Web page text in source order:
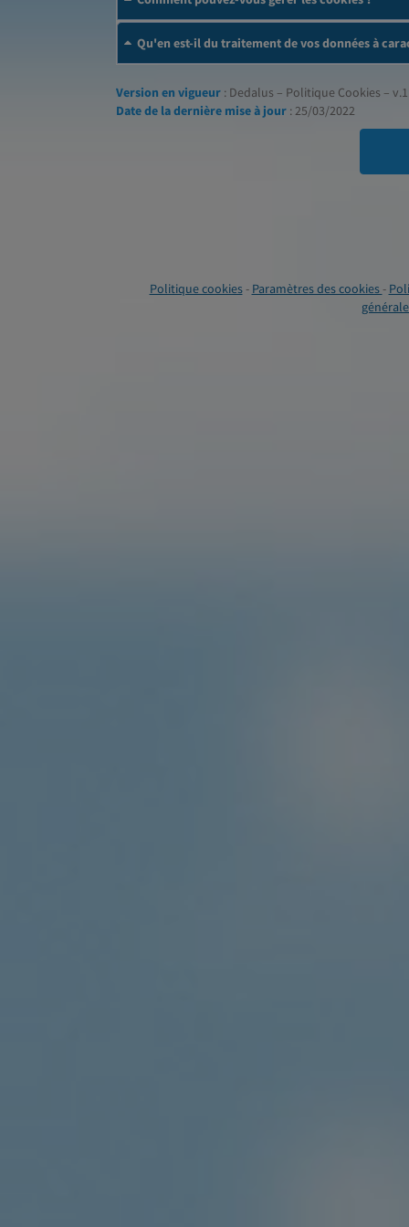
Qu'en est-il du traitement de vos données à
Version en vigueur : Dedalus – Politique Cookies –
Date de la dernière mise à jour : 25/03/2022
Politique cookies- Paramètres des cookies-